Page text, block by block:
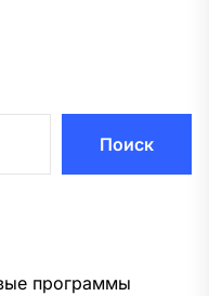
Поиск
программы